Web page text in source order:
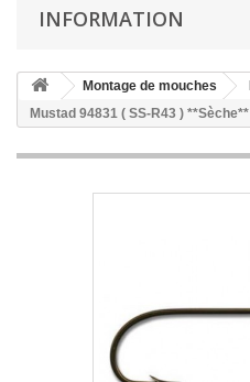
INFORMATION
Montage de mouches
Mustad 94831 ( SS-R43 ) **Sèche**